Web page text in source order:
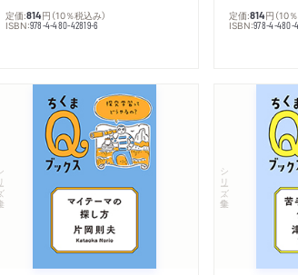
定価:814円 （10％税込み）
ISBN:978-4-480-42819-6
定価:814円 （10
ISBN:978-4-480-
全集 シリーズ・全集